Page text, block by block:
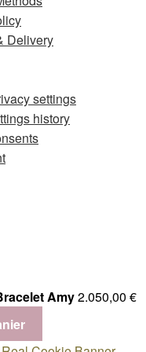
Delivery
settings
history
Amy2.050,00€